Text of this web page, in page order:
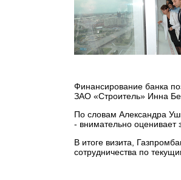
Финансирование банка
ЗАО «Строитель» Инна
По словам Александра
- внимательно оценивает
В итоге визита,
сотрудничества по